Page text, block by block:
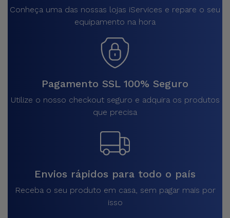
Conheça uma das nossas lojas iServices e repare o seu
equipamento na hora
Pagamento SSL 100% Seguro
Utilize o nosso checkout seguro e adquira os produtos
que precisa
Envios rápidos para todo o país
Receba o seu produto em casa, sem pagar mais por
isso